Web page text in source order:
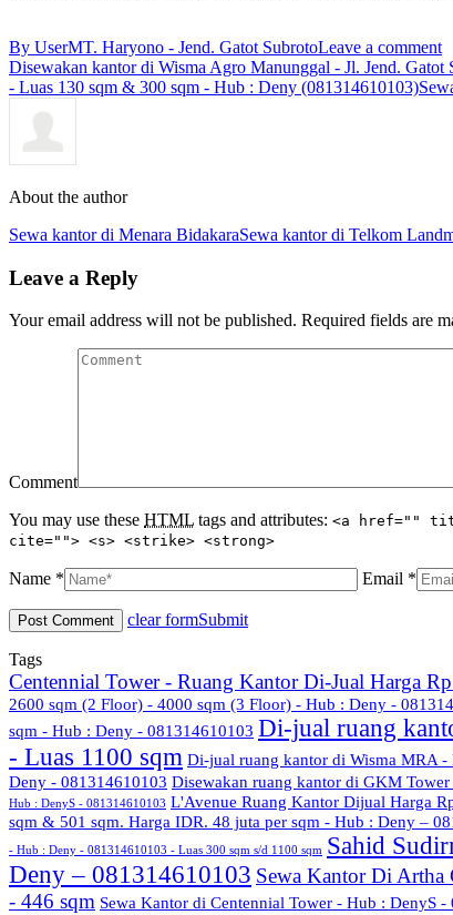
By UserMT. Haryono - Jend. Gatot SubrotoLeave a comment
Disewakan kantor di Wisma Agro Manunggal - Jl. Jend.
- Luas 130 sqm & 300 sqm - Hub : Deny (081314610103)
About the author
Sewa kantor di Menara BidakaraSewa kantor di Telkom
Leave a Reply
Your email address will not be published. Required fields are
Comment
You may use these HTML tags and attributes: <a href=""
cite=""> <s> <strike> <strong>
Name * Email *
clear formSubmit
Tags
Centennial Tower - Ruang Kantor Di-Jual Harga
2600 sqm (2 Floor) - 4000 sqm (3 Floor) - Hub : Deny -
sqm - Hub : Deny - 081314610103 Di-jual ruang
- Luas 1100 sqm Di-jual ruang kantor di Wisma MRA
Deny - 081314610103 Disewakan ruang kantor di GKM
Hub : DenyS - 081314610103 L'Avenue Ruang Kantor Dijual Harga
sqm & 501 sqm. Harga IDR. 48 juta per sqm - Hub : Deny –
- Hub : Deny - 081314610103 - Luas 300 sqm s/d 1100 sqm Sahid
Deny – 081314610103 Sewa Kantor Di Artha
- 446 sqm Sewa Kantor di Centennial Tower - Hub : DenyS